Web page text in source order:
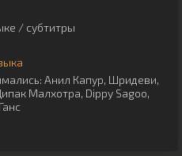
/ субтитры
Анил Капур, Шридеви,
Малхотра, Dippy Sagoo,